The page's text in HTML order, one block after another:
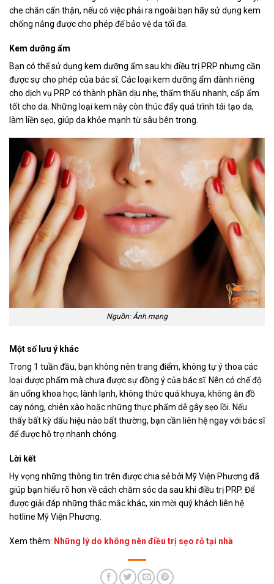
che chắn cẩn thận, nếu có việc phải ra ngoài bạn hãy sử dụng kem
chống nắng được cho phép để bảo vệ da tối đa.
Kem dưỡng ẩm
Bạn có thể sử dụng kem dưỡng ẩm sau khi điều trị PRP nhưng cần
được sự cho phép của bác sĩ. Các loại kem dưỡng ẩm dành riêng
cho dịch vụ PRP có thành phần dịu nhẹ, thẩm thấu nhanh, cấp ẩm
tốt cho da. Những loại kem này còn thúc đẩy quá trình tái tạo da,
làm liền sẹo, giúp da khỏe mạnh từ sâu bên trong.
Nguồn: Ảnh mạng
Một số lưu ý khác
Trong 1 tuần đầu, bạn không nên trang điểm, không tự ý thoa các
loại dược phẩm mà chưa được sự đồng ý của bác sĩ. Nên có chế độ
ăn uống khoa học, lành lạnh, không thức quá khuya, không ăn đồ
cay nóng, chiên xào hoặc những thực phẩm dễ gây sẹo lồi. Nếu
thấy bất kỳ dấu hiệu nào bất thường, bạn cần liên hệ ngay với bác sĩ
để được hỗ trợ nhanh chóng.
Lời kết
Hy vọng những thông tin trên được chia sẻ bởi Mỹ Viện Phương đã
giúp bạn hiểu rõ hơn về cách chăm sóc da sau khi điều trị PRP. Để
được giải đáp những thắc mắc khác, xin mời quý khách liên hệ
hotline Mỹ Viện Phương.
Xem thêm: Những lý do không nên điều trị sẹo rỗ tại nhà